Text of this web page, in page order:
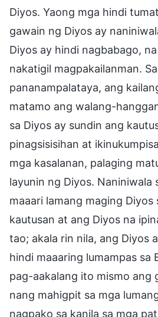
Diyos. Yaong mga hindi
gawain ng Diyos ay
Diyos ay hindi nagbabago,
nakatigil magpakailanman.
pananampalataya, ang
matamo ang walang-
sa Diyos ay sundin ang
pinagsisisihan at
mga kasalanan, palaging
layunin ng Diyos. Naniniwala
maaari lamang maging Diyos
kautusan at ang Diyos na
tao; akala rin nila, ang Diyos
hindi maaaring lumampas sa
pag-aakalang ito mismo ang
nang mahigpit sa mga
nagpako sa kanila sa mga